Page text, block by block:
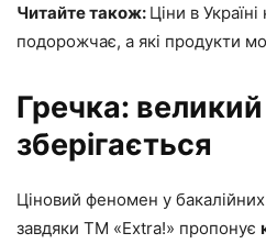
Читайте також: Ціни в
подорожчає, а які продукти
Гречка:
зберігається
Ціновий феномен у бакалійних
завдяки ТМ «Extra!» пропонує